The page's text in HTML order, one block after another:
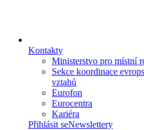
Kontakty
Ministerstvo pro místní
Sekce koordinace
vztahů
Eurofon
Eurocentra
Kariéra
Přihlásit seNewslettery